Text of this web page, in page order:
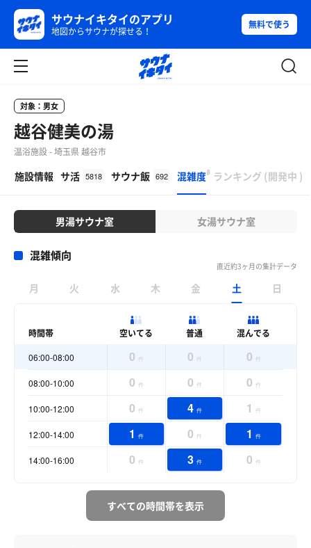
サウナイキタイのアプリ
地図からサウナが探せる！
無料で使う
対象：男女
越谷健美の湯
温浴施設 - 埼玉県 越谷市
施設情報 サ活 5818 サウナ飯 692 混雑度β ランキング (開発中 )
男湯サウナ室 女湯サウナ室
混雑傾向
直近約3ヶ月の集計データ
月 火 水 木 金 土 日
時間帯 空いてる 普通 混んでる
06:00-08:00 0 件 0 件 0 件
08:00-10:00 0 件 0 件 0 件
10:00-12:00 0 件 4 件 1 件
12:00-14:00 1 件 0 件 1 件
14:00-16:00 0 件 3 件 0 件
すべての時間帯を表示